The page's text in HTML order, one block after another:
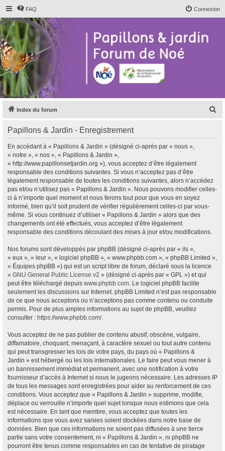
FAQ Connexion
Index du forum
Papillons & Jardin - Enregistrement
En accédant à « Papillons & Jardin » (désigné ci-après par « nous »,
« notre », « nos », « Papillons & Jardin »,
« http://www.papillonsetjardin.org »), vous acceptez d’être légalement
responsable des conditions suivantes. Si vous n’acceptez pas d’être
légalement responsable de toutes les conditions suivantes, alors n’accédez
pas et/ou n’utilisez pas « Papillons & Jardin ». Nous pouvons modifier celles-
ci à n’importe quel moment et nous ferons tout pour que vous en soyez
informé, bien qu’il soit prudent de vérifier régulièrement celles-ci par vous-
même. Si vous continuez d’utiliser « Papillons & Jardin » alors que des
changements ont été effectués, vous acceptez d’être légalement
responsable des conditions découlant des mises à jour et/ou modifications.
Nos forums sont développés par phpBB (désigné ci-après par « ils »,
« eux », « leur », « logiciel phpBB », « www.phpbb.com », « phpBB Limited »,
« Équipes phpBB ») qui est un script libre de forum, déclaré sous la licence
« GNU General Public License v2 » (désigné ci-après par « GPL ») et qui
peut être téléchargé depuis www.phpbb.com. Le logiciel phpBB facilite
seulement les discussions sur Internet. phpBB Limited n’est pas responsable
de ce que nous acceptons ou n’acceptons pas comme contenu ou conduite
permis. Pour de plus amples informations au sujet de phpBB, veuillez
consulter : https://www.phpbb.com/.
Vous acceptez de ne pas publier de contenu abusif, obscène, vulgaire,
diffamatoire, choquant, menaçant, à caractère sexuel ou tout autre contenu
qui peut transgresser les lois de votre pays, du pays où « Papillons &
Jardin » est hébergé ou les lois internationales. Le faire peut vous mener à
un bannissement immédiat et permanent, avec une notification à votre
fournisseur d’accès à Internet si nous le jugeons nécessaire. Les adresses IP
de tous les messages sont enregistrées pour aider au renforcement de ces
conditions. Vous acceptez que « Papillons & Jardin » supprime, modifie,
déplace ou verrouille n’importe quel sujet lorsque nous estimons que cela
est nécessaire. En tant que membre, vous acceptez que toutes les
informations que vous avez saisies soient stockées dans notre base de
données. Bien que ces informations ne soient pas diffusées à une tierce
partie sans votre consentement, ni « Papillons & Jardin », ni phpBB ne
pourront être tenus comme responsables en cas de tentative de piratage